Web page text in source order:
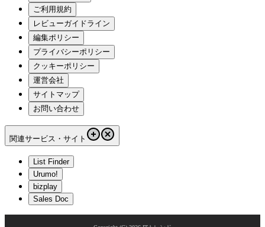
ご利用規約
レビューガイドライン
編集ポリシー
プライバシーポリシー
クッキーポリシー
運営会社
サイトマップ
お問い合わせ
関連サービス・サイト
List Finder
Urumo!
bizplay
Sales Doc